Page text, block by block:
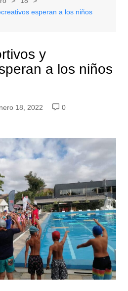
esperan a los niños
y
a los niños
18, 2022
0